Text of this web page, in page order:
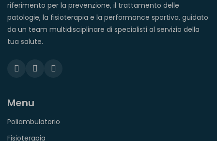
riferimento per la prevenzione, il trattamento delle
patologie, la fisioterapia e la performance sportiva, guidato
da un team multidisciplinare di specialisti al servizio della
tua salute.
Menu
Poliambulatorio
Fisioterapia